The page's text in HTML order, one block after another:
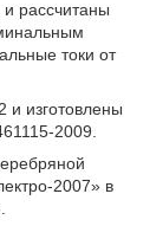
и рассчитаны
токи от
и изготовлены
2009.
2007» в